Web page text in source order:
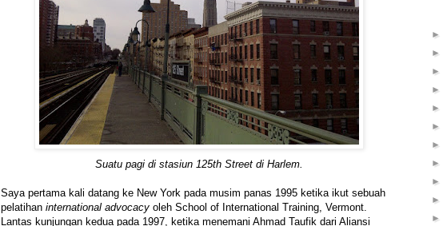
Suatu pagi di stasiun 125th Street di Harlem.
Saya pertama kali datang ke New York pada musim panas 1995 ketika ikut sebuah
pelatihan international advocacy oleh School of International Training, Vermont.
Lantas kunjungan kedua pada 1997, ketika menemani Ahmad Taufik dari Aliansi
►
►
►
►
►
►
►
►
►
►
►